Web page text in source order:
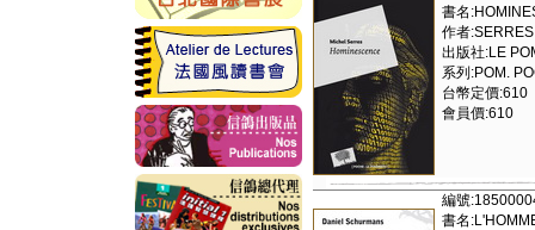
書名
作者
出版社:LE
系列:POM.
台幣定價:610
會員價:610
編號
書名